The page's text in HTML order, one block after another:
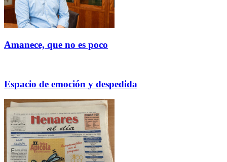
Amanece, que no es poco
Espacio de emoción y despedida